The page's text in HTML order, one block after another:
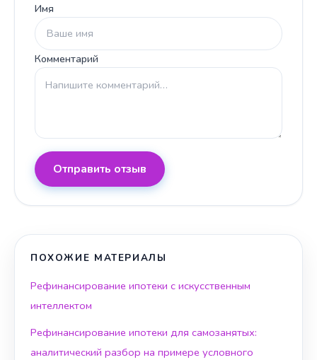
Имя
Комментарий
Отправить отзыв
ПОХОЖИЕ МАТЕРИАЛЫ
Рефинансирование ипотеки с искусственным
интеллектом
Рефинансирование ипотеки для самозанятых:
аналитический разбор на примере условного